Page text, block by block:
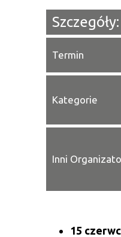
Szczegóły:
Termin
Kategorie
Inni
15